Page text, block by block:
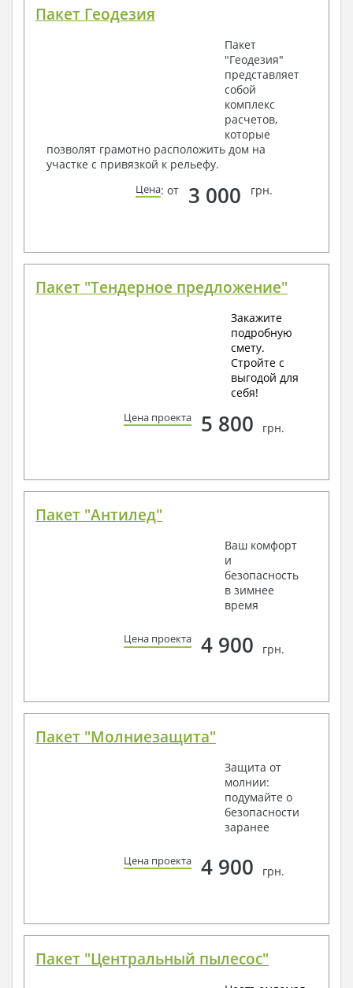
Пакет Геодезия
Пакет
"Геодезия"
представляет
собой
комплекс
расчетов,
которые
позволят грамотно расположить дом на
участке с привязкой к рельефу.
Цена: от 3 000 грн.
Пакет "Тендерное предложение"
Закажите
подробную
смету.
Стройте с
выгодой для
себя!
Цена проекта 5 800 грн.
Пакет "Антилед"
Ваш комфорт
и
безопасность
в зимнее
время
Цена проекта 4 900 грн.
Пакет "Молниезащита"
Защита от
молнии:
подумайте о
безопасности
заранее
Цена проекта 4 900 грн.
Пакет "Центральный пылесос"